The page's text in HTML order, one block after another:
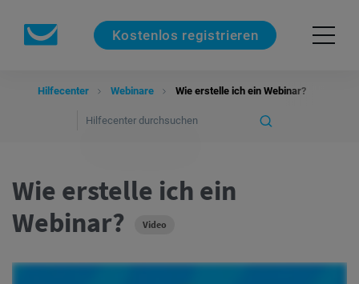
Kostenlos registrieren
Hilfecenter Webinare Wie erstelle ich ein Webinar?
Wie erstelle ich ein
Webinar?
Video